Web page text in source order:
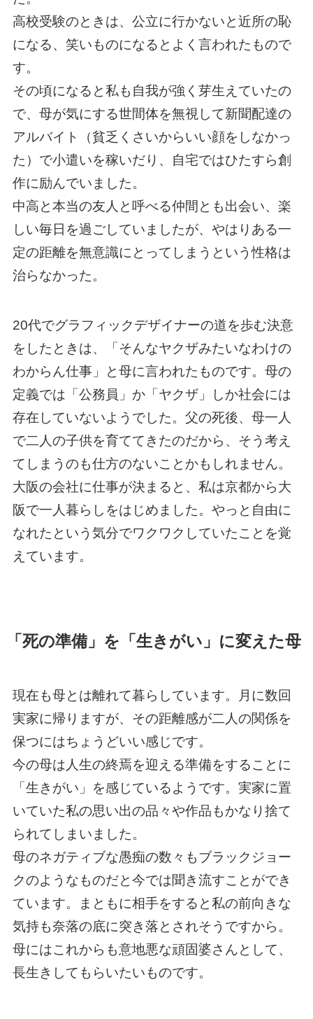
高校受験のときは、公立に行かないと近所の恥
になる、笑いものになるとよく言われたもので
す。
その頃になると私も自我が強く芽生えていたの
で、母が気にする世間体を無視して新聞配達の
アルバイト（貧乏くさいからいい顔をしなかっ
た）で小遣いを稼いだり、自宅ではひたすら創
作に励んでいました。
中高と本当の友人と呼べる仲間とも出会い、楽
しい毎日を過ごしていましたが、やはりある一
定の距離を無意識にとってしまうという性格は
治らなかった。
20代でグラフィックデザイナーの道を歩む決意
をしたときは、「そんなヤクザみたいなわけの
わからん仕事」と母に言われたものです。母の
定義では「公務員」か「ヤクザ」しか社会には
存在していないようでした。父の死後、母一人
で二人の子供を育ててきたのだから、そう考え
てしまうのも仕方のないことかもしれません。
大阪の会社に仕事が決まると、私は京都から大
阪で一人暮らしをはじめました。やっと自由に
なれたという気分でワクワクしていたことを覚
えています。
「死の準備」を「生きがい」に変えた母
現在も母とは離れて暮らしています。月に数回
実家に帰りますが、その距離感が二人の関係を
保つにはちょうどいい感じです。
今の母は人生の終焉を迎える準備をすることに
「生きがい」を感じているようです。実家に置
いていた私の思い出の品々や作品もかなり捨て
られてしまいました。
母のネガティブな愚痴の数々もブラックジョー
クのようなものだと今では聞き流すことができ
ています。まともに相手をすると私の前向きな
気持も奈落の底に突き落とされそうですから。
母にはこれからも意地悪な頑固婆さんとして、
長生きしてもらいたいものです。